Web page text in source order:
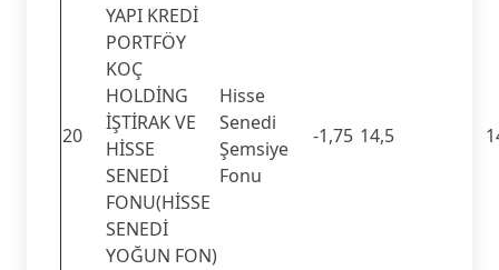
20
YAPI KREDİ
PORTFÖY
KOÇ
HOLDİNG
İŞTİRAK VE
HİSSE
SENEDİ
FONU(HİSSE
SENEDİ
YOĞUN FON)
Hisse
Senedi
Şemsiye
Fonu
-1,75 14,5